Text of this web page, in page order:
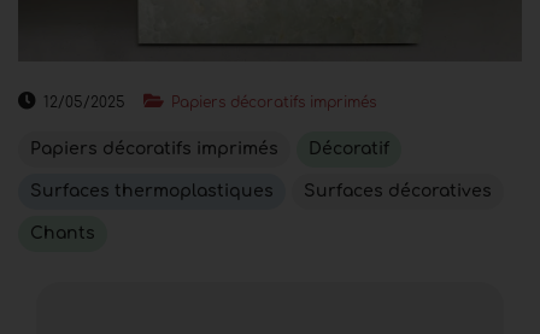
12/05/2025 Papiers décoratifs imprimés
Papiers décoratifs imprimés Décoratif
Surfaces thermoplastiques Surfaces décoratives
Chants